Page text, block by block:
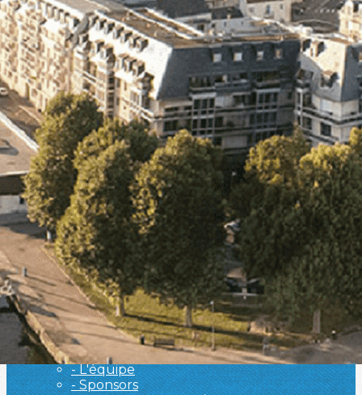
Exporter les lignes sélectionnées
Exporter toutes les colonnes
Exporter uniquement les colonnes affichées
Menu
<
>
- 🎁 Caen on aime, on partage
- 🎉 Les événements AVF
- Activités et Loisirs
Ajoutez un logo, un bouton, des réseaux sociaux
Cliquez pour éditer
L'association▴▾
- L'association
- Brochure
- L'équipe
- Sponsors